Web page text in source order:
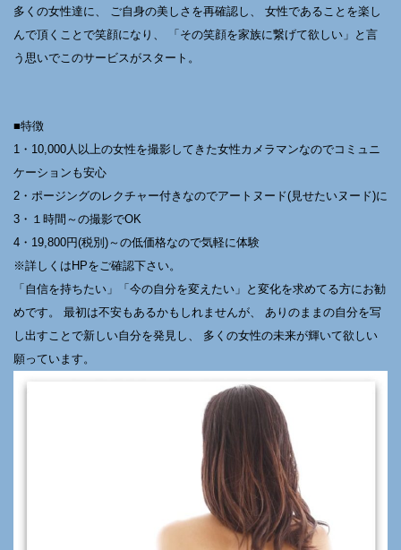
多くの女性達に、 ご自身の美しさを再確認し、 女性であることを楽し
んで頂くことで笑顔になり、 「その笑顔を家族に繋げて欲しい」と言
う思いでこのサービスがスタート。
■特徴
1・10,000人以上の女性を撮影してきた女性カメラマンなのでコミュニ
ケーションも安心
2・ポージングのレクチャー付きなのでアートヌード(見せたいヌード)に
3・１時間～の撮影でOK
4・19,800円(税別)～の低価格なので気軽に体験
※詳しくはHPをご確認下さい。
「自信を持ちたい」「今の自分を変えたい」と変化を求めてる方にお勧
めです。 最初は不安もあるかもしれませんが、 ありのままの自分を写
し出すことで新しい自分を発見し、 多くの女性の未来が輝いて欲しい
願っています。